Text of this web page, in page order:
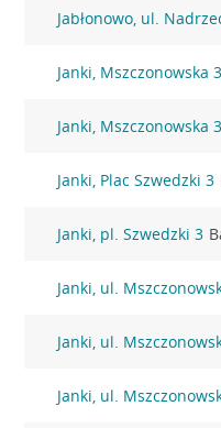
Jabłonowo, ul.
Janki, Mszczonowska 3
Janki, Mszczonowska 3
Janki, Plac Szwedzki 3
Janki, pl. Szwedzki 3
Janki, ul.
Janki, ul.
Janki, ul.